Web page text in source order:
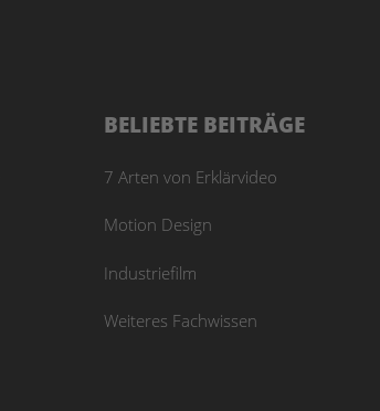
BELIEBTE BEITRÄGE
7 Arten von Erklärvideo
Motion Design
Industriefilm
Weiteres Fachwissen